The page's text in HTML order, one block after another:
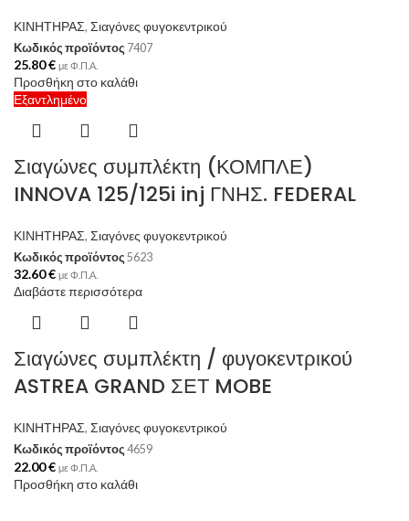
ΚΙΝΗΤΗΡΑΣ, Σιαγόνες φυγοκεντρικού
Κωδικός προϊόντος 7407
25.80€ με Φ.Π.Α.
Προσθήκη στο καλάθι
Εξαντλημένο
Σιαγώνες συμπλέκτη (ΚΟΜΠΛΕ)
INNOVA 125/125i inj ΓΝΗΣ. FEDERAL
ΚΙΝΗΤΗΡΑΣ, Σιαγόνες φυγοκεντρικού
Κωδικός προϊόντος 5623
32.60€ με Φ.Π.Α.
Διαβάστε περισσότερα
Σιαγώνες συμπλέκτη / φυγοκεντρικού
ASTREA GRAND ΣΕΤ MOBE
ΚΙΝΗΤΗΡΑΣ, Σιαγόνες φυγοκεντρικού
Κωδικός προϊόντος 4659
22.00€ με Φ.Π.Α.
Προσθήκη στο καλάθι